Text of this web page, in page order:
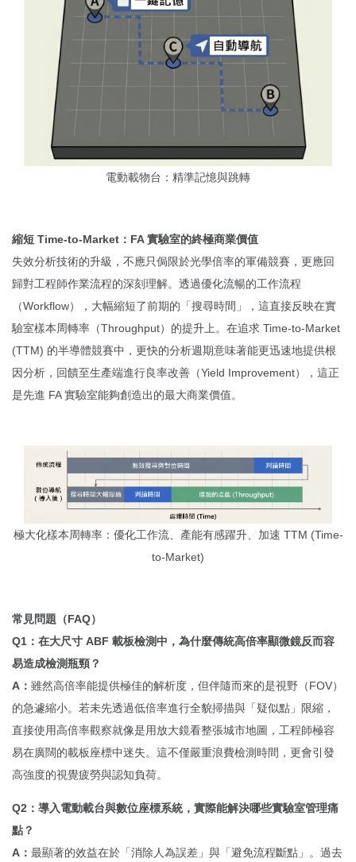
電動載物台：精準記憶與跳轉
縮短 Time-to-Market：FA 實驗室的終極商業價值
失效分析技術的升級，不應只侷限於光學倍率的軍備競賽，更應回
歸對工程師作業流程的深刻理解。透過優化流暢的工作流程
（Workflow），大幅縮短了前期的「搜尋時間」，這直接反映在實
驗室樣本周轉率（Throughput）的提升上。在追求 Time-to-Market
(TTM) 的半導體競賽中，更快的分析週期意味著能更迅速地提供根
因分析，回饋至生產端進行良率改善（Yield Improvement），這正
是先進 FA 實驗室能夠創造出的最大商業價值。
極大化樣本周轉率：優化工作流、產能有感躍升、加速 TTM (Time-
to-Market)
常見問題（FAQ）
Q1：在大尺寸 ABF 載板檢測中，為什麼傳統高倍率顯微鏡反而容
易造成檢測瓶頸？
A： 雖然高倍率能提供極佳的解析度，但伴隨而來的是視野（FOV）
的急遽縮小。若未先透過低倍率進行全貌掃描與「疑似點」限縮，
直接使用高倍率觀察就像是用放大鏡看整張城市地圖，工程師極容
易在廣闊的載板座標中迷失。這不僅嚴重浪費檢測時間，更會引發
高強度的視覺疲勞與認知負荷。
Q2：導入電動載台與數位座標系統，實際能解決哪些實驗室管理痛
點？
A： 最顯著的效益在於「消除人為誤差」與「避免流程斷點」。過去